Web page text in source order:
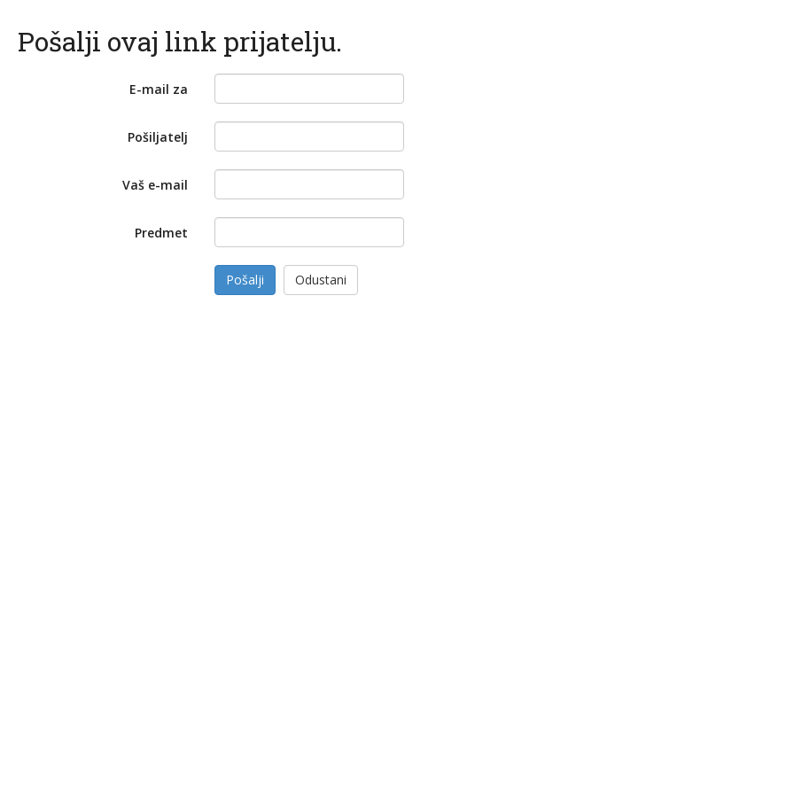
Pošalji ovaj link prijatelju.
E-mail za
Pošiljatelj
Vaš e-mail
Predmet
Pošalji Odustani